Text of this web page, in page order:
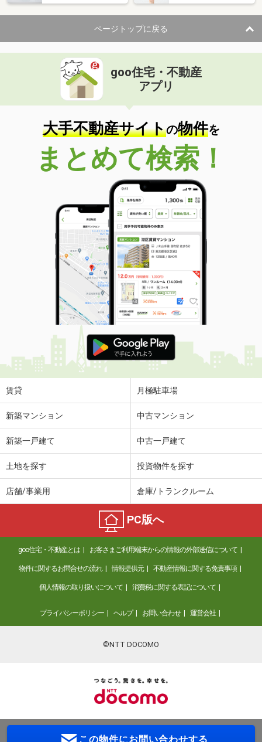
ページトップに戻る
goo住宅・不動産
アプリ
大手不動産サイトの物件を
まとめて検索！
賃貸 月極駐車場
新築マンション 中古マンション
新築一戸建て 中古一戸建て
土地を探す 投資物件を探す
店舗/事業用 倉庫/トランクルーム
PC版へ
goo住宅・不動産とは お客さまご利用端末からの情報の外部送信について
物件に関するお問合せの流れ 情報提供元 不動産情報に関する免責事項
個人情報の取り扱いについて 消費税に関する表記について
プライバシーポリシー ヘルプ お問い合わせ 運営会社
©NTT DOCOMO
この物件にお問い合わせする